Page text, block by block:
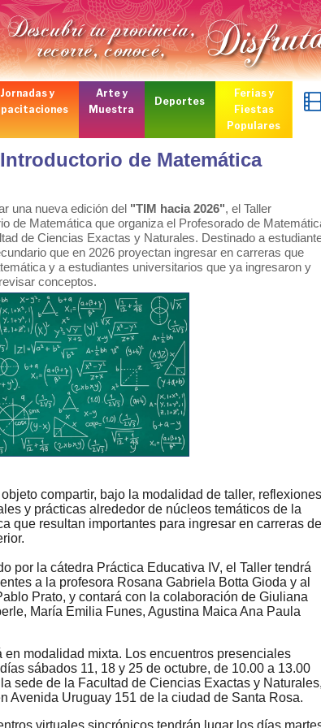
Jornadas y
Arte y
Muestra
Deportes
Ferias y
Fiestas
Populares
de Matemática
una nueva edición del "TIM hacia 2026", el Taller
de Matemática que organiza el Profesorado de
de Ciencias Exactas y Naturales. Destinado a
que en 2026 proyectan ingresar en carreras que
y a estudiantes universitarios que ya ingresaron y
conceptos.
compartir, bajo la modalidad de taller, reflexiones
y prácticas alrededor de núcleos temáticos de la
que resultan importantes para ingresar en carreras de
por la cátedra Práctica Educativa IV, el Taller tendrá
a la profesora Rosana Gabriela Botta Gioda y al
Prato, y contará con la colaboración de Giuliana
María Emilia Funes, Agustina Maica Ana Paula
en modalidad mixta. Los encuentros presenciales
sábados 11, 18 y 25 de octubre, de 10.00 a 13.00
sede de la Facultad de Ciencias Exactas y Naturales,
Avenida Uruguay 151 de la ciudad de Santa Rosa.
virtuales sincrónicos tendrán lugar los días